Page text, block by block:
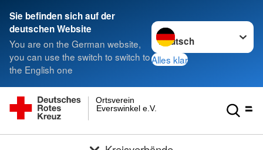
Sie befinden sich auf der
deutschen Website
You are on the German website,
you can use the switch to switch to
the English one
Sprache wechseln zu
Alles klar
Everswinkel e.V.
Ortsverein